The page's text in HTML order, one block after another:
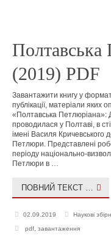
(2019) PDF
Завантажити книгу у
публікації, матеріали яких
«Полтавська Петлюріана»:
проводилася у Полтаві, в
імені Василя
Петлюри. Представлені
періоду національно-
Петлюри в …
ПОВНИЙ ТЕКСТ …
02.09.2019 Наукові
pdf ,завантаження